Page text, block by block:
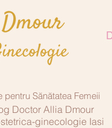
pentru Sănătatea Femeii
Doctor Allia Dmour
ginecologie Iasi